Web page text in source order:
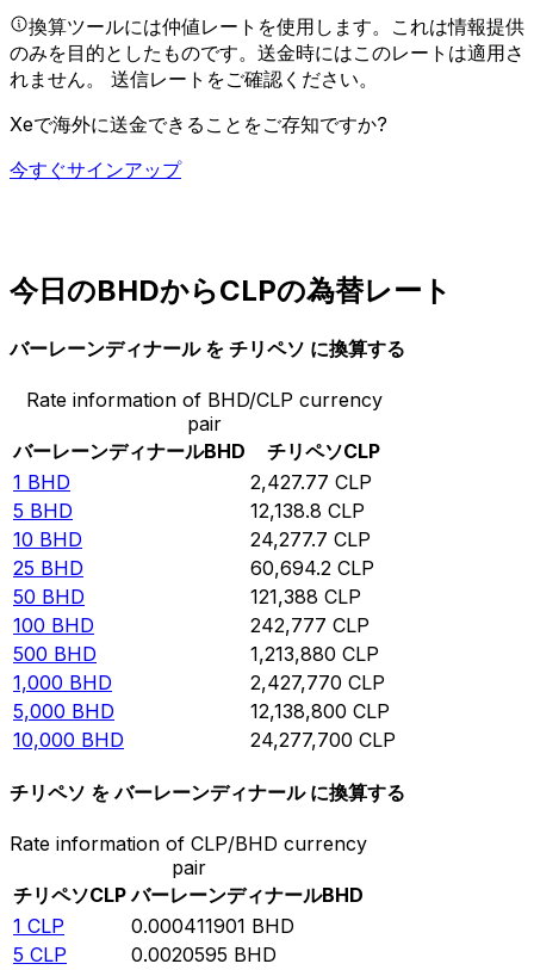
換算ツールには仲値レートを使用します。これは情報提供
のみを目的としたものです。送金時にはこのレートは適用さ
れません。 送信レートをご確認ください。
Xeで海外に送金できることをご存知ですか?
今すぐサインアップ
今日のBHDからCLPの為替レート
バーレーンディナール を チリペソ に換算する
Rate information of BHD/CLP currency
pair
バーレーンディナールBHD チリペソCLP
1 BHD 2,427.77 CLP
5 BHD 12,138.8 CLP
10 BHD 24,277.7 CLP
25 BHD 60,694.2 CLP
50 BHD 121,388 CLP
100 BHD 242,777 CLP
500 BHD 1,213,880 CLP
1,000 BHD 2,427,770 CLP
5,000 BHD 12,138,800 CLP
10,000 BHD 24,277,700 CLP
チリペソ を バーレーンディナール に換算する
Rate information of CLP/BHD currency
pair
チリペソCLP バーレーンディナールBHD
1 CLP 0.000411901 BHD
5 CLP 0.0020595 BHD